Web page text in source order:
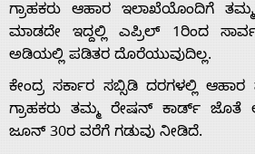
ಗ್ರಾಹಕರು ಆಹಾರ ಇಲಾಖೆಯೊಂದಿಗೆ
ಮಾಡದೇ ಇದ್ದಲ್ಲಿ ಎಪ್ರಿಲ್ 1ರಿಂದ
ಅಡಿಯಲ್ಲಿ ಪಡಿತರ ದೊರೆಯುವುದಿಲ್ಲ.
ಕೇಂದ್ರ ಸರ್ಕಾರ ಸಬ್ಸಿಡಿ ದರಗಳಲ್ಲಿ
ಗ್ರಾಹಕರು ತಮ್ಮ ರೇಷನ್ ಕಾರ್ಡ್
ಜೂನ್ 30ರ ವರೆಗೆ ಗಡುವು ನೀಡಿದೆ.